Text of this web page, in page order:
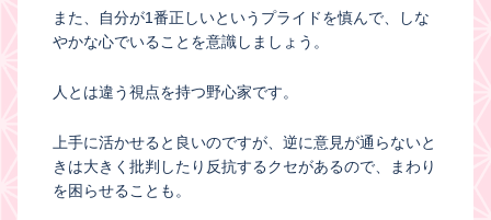
また、自分が1番正しいというプライドを慎んで、しな
やかな心でいることを意識しましょう。
人とは違う視点を持つ野心家です。
上手に活かせると良いのですが、逆に意見が通らないと
きは大きく批判したり反抗するクセがあるので、まわり
を困らせることも。